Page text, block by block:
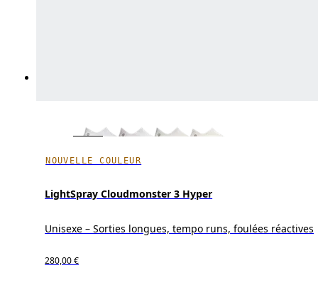
NOUVELLE COULEUR
LightSpray Cloudmonster 3 Hyper
Unisexe – Sorties longues, tempo runs, foulées réactives
280,00 €